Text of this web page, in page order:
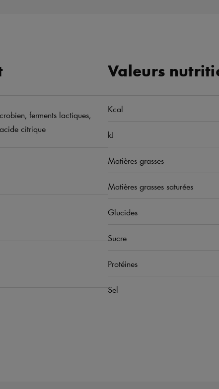
ferments lactiques,
citrique
Valeurs
Kcal
kJ
Matières grasses
Matières grasses saturées
Glucides
Sucre
Protéines
Sel